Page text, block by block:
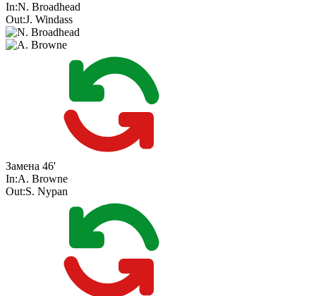
In:N. Broadhead
Out:J. Windass
Замена 46'
In:A. Browne
Out:S. Nypan